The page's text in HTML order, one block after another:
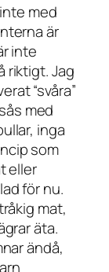
med
är
inte
riktigt. Jag
“svåra”
med
inga
som
eller
för nu.
mat,
äta.
ändå,